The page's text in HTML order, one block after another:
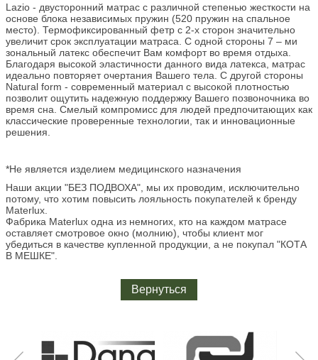
Lazio - двусторонний матрас с различной степенью жесткости на
основе блока независимых пружин (520 пружин на спальное
место). Термофиксированный фетр с 2-х сторон значительно
увеличит срок эксплуатации матраса. С одной стороны 7 – ми
зональный латекс обеспечит Вам комфорт во время отдыха.
Благодаря высокой эластичности данного вида латекса, матрас
идеально повторяет очертания Вашего тела. С другой стороны
Natural form - современный материал с высокой плотностью
позволит ощутить надежную поддержку Вашего позвоночника во
время сна. Смелый компромисс для людей предпочитающих как
классические проверенные технологии, так и инновационные
решения.
*Не является изделием медицинского назначения
Наши акции "БЕЗ ПОДВОХА", мы их проводим, исключительно
потому, что хотим повысить лояльность покупателей к бренду
Materlux.
Фабрика Materlux одна из немногих, кто на каждом матрасе
оставляет смотровое окно (молнию), чтобы клиент мог
убедиться в качестве купленной продукции, а не покупал "КОТА
В МЕШКЕ".
Вернуться